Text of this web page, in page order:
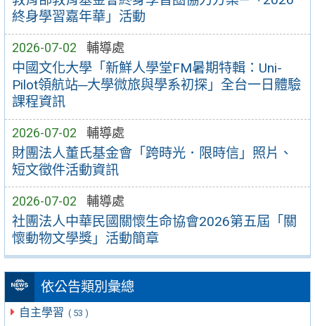
終身學習嘉年華」活動
2026-07-02 輔導處
中國文化大學「新鮮人學堂FM暑期特輯：Uni-
Pilot領航站─大學微旅與學系初探」全台一日體驗
課程資訊
2026-07-02 輔導處
財團法人董氏基金會「跨時光．限時信」照片、
短文徵件活動資訊
2026-07-02 輔導處
社團法人中華民國關懷生命協會2026第五屆「關
懷動物文學獎」活動簡章
依公告類別彙總
自主學習 ( 53 )